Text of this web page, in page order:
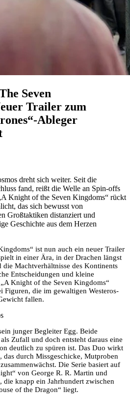
Seven
Trailer zum
Ableger
dreht sich weiter. Seit die
fand, reißt die Welle an Spin-offs
Knight of the Seven Kingdoms“ rückt
das sich bewusst von
Großtaktiken distanziert und
Geschichte aus dem Herzen
ist nun auch ein neuer Trailer
in einer Ära, in der Drachen längst
Machtverhältnisse des Kontinents
Entscheidungen und kleine
Knight of the Seven Kingdoms“
Figuren, die im gewaltigen Westeros-
fallen.
junger Begleiter Egg. Beide
Zufall und doch entsteht daraus eine
deutlich zu spüren ist. Das Duo wirkt
das durch Missgeschicke, Mutproben
Die Serie basiert auf
von George R. R. Martin und
knapp ein Jahrhundert zwischen
of the Dragon“ liegt.